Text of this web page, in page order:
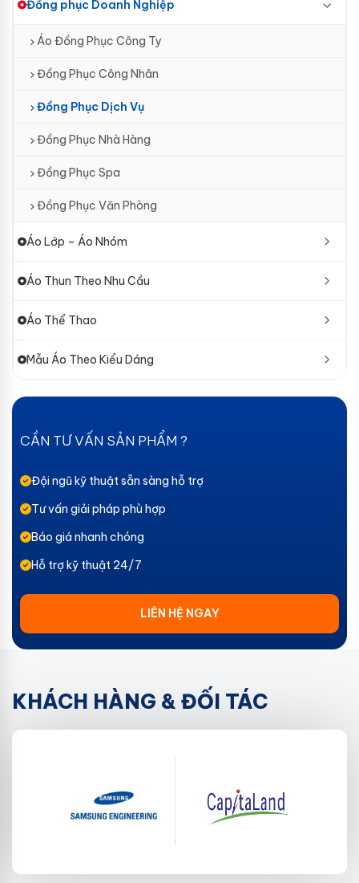
Đồng phục Doanh Nghiệp
Áo Đồng Phục Công Ty
Đồng Phục Công Nhân
Đồng Phục Dịch Vụ
Đồng Phục Nhà Hàng
Đồng Phục Spa
Đồng Phục Văn Phòng
Áo Lớp – Áo Nhóm
Áo Thun Theo Nhu Cầu
Áo Thể Thao
Mẫu Áo Theo Kiểu Dáng
CẦN TƯ VẤN SẢN PHẨM ?
Đội ngũ kỹ thuật sẵn sàng hỗ trợ
Tư vấn giải pháp phù hợp
Báo giá nhanh chóng
Hỗ trợ kỹ thuật 24/7
LIÊN HỆ NGAY
KHÁCH HÀNG & ĐỐI TÁC